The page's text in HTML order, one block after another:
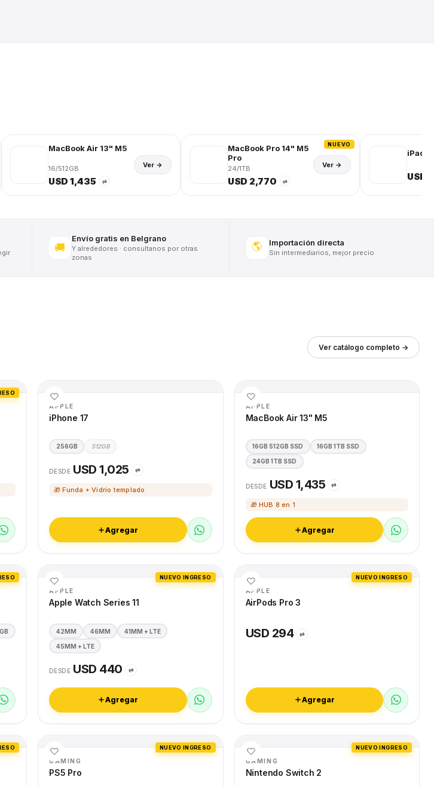
MacBook Air 13" M5
16/512GB
USD 1,435 ⇄
Ver →
NUEVO
MacBook Pro 14" M5
Pro
24/1TB
USD 2,770 ⇄
Ver →
iPad
USD
🚚
Envío gratis en Belgrano
Y alrededores · consultanos por otras
zonas
🌎 Importación directa
Sin intermediarios, mejor precio
Ver catálogo completo →
APPLE
iPhone 17
256GB 512GB
DESDE USD 1,025 ⇄
🎁 Funda + Vidrio templado
Agregar
APPLE
MacBook Air 13" M5
16GB 512GB SSD 16GB 1TB SSD
24GB 1TB SSD
DESDE USD 1,435 ⇄
🎁 HUB 8 en 1
Agregar
NUEVO INGRESO
APPLE
Apple Watch Series 11
42MM 46MM 41MM + LTE
45MM + LTE
DESDE USD 440 ⇄
Agregar
NUEVO INGRESO
APPLE
AirPods Pro 3
USD 294 ⇄
Agregar
NUEVO INGRESO
GAMING
PS5 Pro
NUEVO INGRESO
GAMING
Nintendo Switch 2